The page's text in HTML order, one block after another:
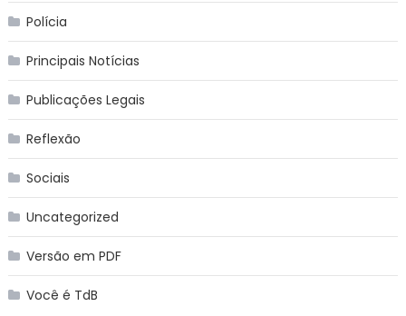
Polícia
Principais Notícias
Publicações Legais
Reflexão
Sociais
Uncategorized
Versão em PDF
Você é TdB